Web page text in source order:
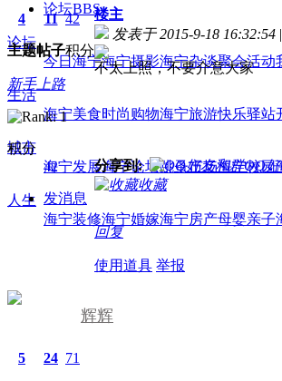
论坛BBS
论坛
今日海宁海宁摄影海宁杂谈聚会活动
生活
海宁美食时尚购物海宁旅游快乐驿站
城市
海宁发展海宁论坛跳蚤市场海宁校园
人生
海宁装修海宁婚嫁海宁房产母婴亲子
4
主题
11
帖子
42
积分
新手上路
积分
42
发消息
楼主
发表于 2015-9-18 16:32:54 |
不太上照，不要介意大家
分享到: QQ
收藏
回复
使用道具 举报
辉辉
5 24 71